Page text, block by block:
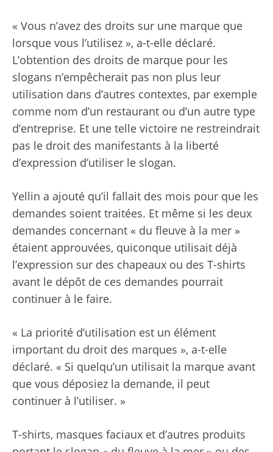
« Vous n’avez des droits sur une marque que
lorsque vous l’utilisez », a-t-elle déclaré.
L’obtention des droits de marque pour les
slogans n’empêcherait pas non plus leur
utilisation dans d’autres contextes, par exemple
comme nom d’un restaurant ou d’un autre type
d’entreprise. Et une telle victoire ne restreindrait
pas le droit des manifestants à la liberté
d’expression d’utiliser le slogan.
Yellin a ajouté qu’il fallait des mois pour que les
demandes soient traitées. Et même si les deux
demandes concernant « du fleuve à la mer »
étaient approuvées, quiconque utilisait déjà
l’expression sur des chapeaux ou des T-shirts
avant le dépôt de ces demandes pourrait
continuer à le faire.
« La priorité d’utilisation est un élément
important du droit des marques », a-t-elle
déclaré. « Si quelqu’un utilisait la marque avant
que vous déposiez la demande, il peut
continuer à l’utiliser. »
T-shirts, masques faciaux et d’autres produits